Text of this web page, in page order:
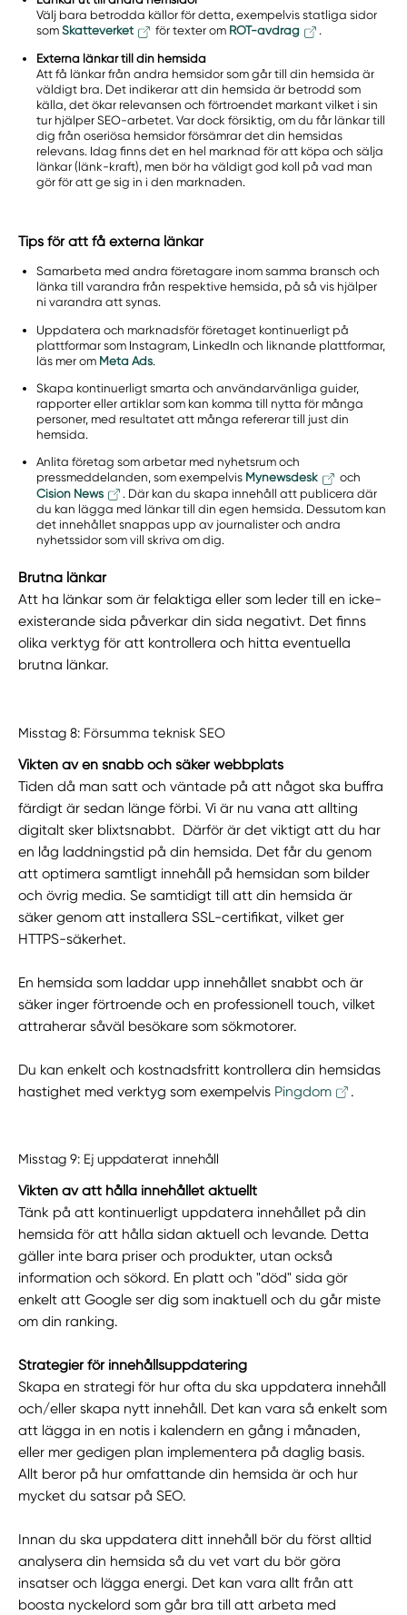
Välj bara betrodda källor för detta, exempelvis statliga sidor
somSkatteverket för texter om ROT-avdrag .
Externa länkar till din hemsida
Att få länkar från andra hemsidor som går till din hemsida är
väldigt bra. Det indikerar att din hemsida är betrodd som
källa, det ökar relevansen och förtroendet markant vilket i sin
tur hjälper SEO-arbetet. Var dock försiktig, om du får länkar till
dig från oseriösa hemsidor försämrar det din hemsidas
relevans. Idag finns det en hel marknad för att köpa och sälja
länkar (länk-kraft), men bör ha väldigt god koll på vad man
gör för att ge sig in i den marknaden.
Tips för att få externa länkar
Samarbeta med andra företagare inom samma bransch och
länka till varandra från respektive hemsida, på så vis hjälper
ni varandra att synas.
Uppdatera och marknadsför företaget kontinuerligt på
plattformar som Instagram, LinkedIn och liknande plattformar,
läs mer om Meta Ads.
Skapa kontinuerligt smarta och användarvänliga guider,
rapporter eller artiklar som kan komma till nytta för många
personer, med resultatet att många refererar till just din
hemsida.
Anlita företag som arbetar med nyhetsrum och
pressmeddelanden, som exempelvis Mynewsdesk
och
Cision News
. Där kan du skapa innehåll att publicera där
du kan lägga med länkar till din egen hemsida. Dessutom kan
det innehållet snappas upp av journalister och andra
nyhetssidor som vill skriva om dig.
Brutna länkar
Att ha länkar som är felaktiga eller som leder till en icke-
existerande sida påverkar din sida negativt. Det finns
olika verktyg för att kontrollera och hitta eventuella
brutna länkar.
Misstag 8: Försumma teknisk SEO
Vikten av en snabb och säker webbplats
Tiden då man satt och väntade på att något ska buffra
färdigt är sedan länge förbi. Vi är nu vana att allting
digitalt sker blixtsnabbt. Därför är det viktigt att du har
en låg laddningstid på din hemsida. Det får du genom
att optimera samtligt innehåll på hemsidan som bilder
och övrig media. Se samtidigt till att din hemsida är
säker genom att installera SSL-certifikat, vilket ger
HTTPS-säkerhet.
En hemsida som laddar upp innehållet snabbt och är
säker inger förtroende och en professionell touch, vilket
attraherar såväl besökare som sökmotorer.
Du kan enkelt och kostnadsfritt kontrollera din hemsidas
hastighet med verktyg som exempelvis Pingdom .
Misstag 9: Ej uppdaterat innehåll
Vikten av att hålla innehållet aktuellt
Tänk på att kontinuerligt uppdatera innehållet på din
hemsida för att hålla sidan aktuell och levande. Detta
gäller inte bara priser och produkter, utan också
information och sökord. En platt och "död" sida gör
enkelt att Google ser dig som inaktuell och du går miste
om din ranking.
Strategier för innehållsuppdatering
Skapa en strategi för hur ofta du ska uppdatera innehåll
och/eller skapa nytt innehåll. Det kan vara så enkelt som
att lägga in en notis i kalendern en gång i månaden,
eller mer gedigen plan implementera på daglig basis.
Allt beror på hur omfattande din hemsida är och hur
mycket du satsar på SEO.
Innan du ska uppdatera ditt innehåll bör du först alltid
analysera din hemsida så du vet vart du bör göra
insatser och lägga energi. Det kan vara allt från att
boosta nyckelord som går bra till att arbeta med